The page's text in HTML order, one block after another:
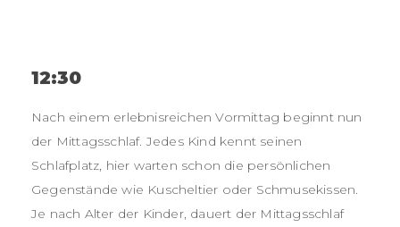
12:30
Nach einem erlebnisreichen Vormittag beginnt nun
der Mittagsschlaf. Jedes Kind kennt seinen
Schlafplatz, hier warten schon die persönlichen
Gegenstände wie Kuscheltier oder Schmusekissen.
Je nach Alter der Kinder, dauert der Mittagsschlaf